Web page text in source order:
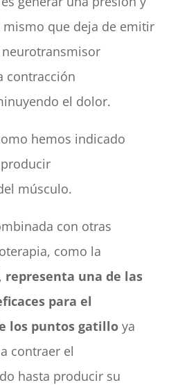
que deja de emitir
contracción
el dolor.
hemos indicado
músculo.
con otras
como la
representa una de las
para el
los puntos gatilloya
contraer el
hasta producir su